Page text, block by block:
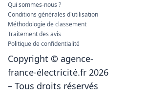
Qui sommes-nous ?
Conditions générales d'utilisation
Méthodologie de classement
Traitement des avis
Politique de confidentialité
Copyright © agence-
france-électricité.fr 2026
– Tous droits réservés